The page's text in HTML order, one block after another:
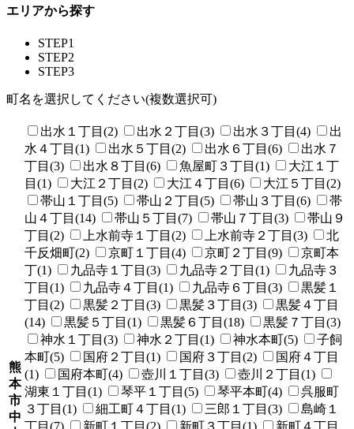
エリアから探す
STEP1
STEP2
STEP3
町名を選択してください(複数選択可)
熊
本
市
中
出水１丁目(2) 出水２丁目(3) 出水３丁目(4)
出
水４丁目(1)
出水５丁目(2) 出水６丁目(6)
出水７
丁目(3)
出水８丁目(6) 魚屋町３丁目(1)
大江１丁
目(1)
大江２丁目(2) 大江４丁目(6)
大江５丁目(2)
帯山１丁目(5)
帯山２丁目(5) 帯山３丁目(6)
帯
山４丁目(14)
帯山５丁目(7) 帯山７丁目(3)
帯山９
丁目(2)
上水前寺１丁目(2) 上水前寺２丁目(3)
北
千反畑町(2)
京町１丁目(4) 京町２丁目(9)
京町本
丁(1)
九品寺１丁目(3) 九品寺２丁目(1)
九品寺３
丁目(1)
九品寺４丁目(1) 九品寺６丁目(3)
黒髪１
丁目(2)
黒髪２丁目(3) 黒髪３丁目(3)
黒髪４丁目
(14)
黒髪５丁目(1) 黒髪６丁目(18)
黒髪７丁目(3)
神水１丁目(3)
神水２丁目(1) 神水本町(5)
子飼
本町(5)
国府２丁目(1) 国府３丁目(2)
国府４丁目
(1)
国府本町(4) 壺川１丁目(3)
壺川２丁目(1)
湖東１丁目(1)
琴平１丁目(5) 琴平本町(4)
呉服町
３丁目(1)
細工町４丁目(1) 三郎１丁目(3)
島崎１